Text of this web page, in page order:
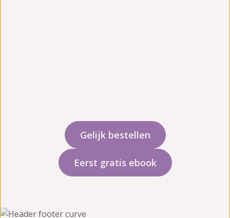
Gelijk bestellen
Eerst gratis ebook